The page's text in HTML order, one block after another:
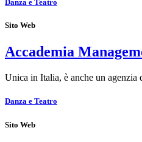
Danza e Teatro
Sito Web
Accademia
Unica in Italia, è anche un
Danza e Teatro
Sito Web